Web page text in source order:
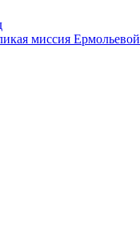
миссия Ермольевой